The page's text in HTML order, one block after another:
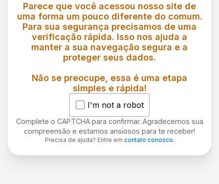
Parece que você acessou nosso site de
uma forma um pouco diferente do comum.
Para sua segurança precisamos de uma
verificação rápida. Isso nos ajuda a
manter a sua navegação segura e a
proteger seus dados.
Não se preocupe, essa é uma etapa
simples e rápida!
I'm not a robot
Complete o CAPTCHA para confirmar. Agradecemos sua
compreensão e estamos ansiosos para te receber!
Precisa de ajuda? Entre em contato conosco.